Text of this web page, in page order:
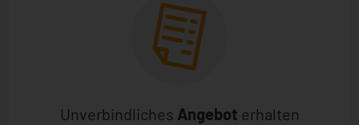
Unverbindliches Angebot erhalten